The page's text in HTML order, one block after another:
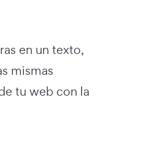
en un texto,
mismas
tu web con la